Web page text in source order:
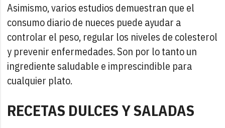
Asimismo, varios estudios demuestran que el
consumo diario de nueces puede ayudar a
controlar el peso, regular los niveles de colesterol
y prevenir enfermedades. Son por lo tanto un
ingrediente saludable e imprescindible para
cualquier plato.
RECETAS DULCES Y SALADAS